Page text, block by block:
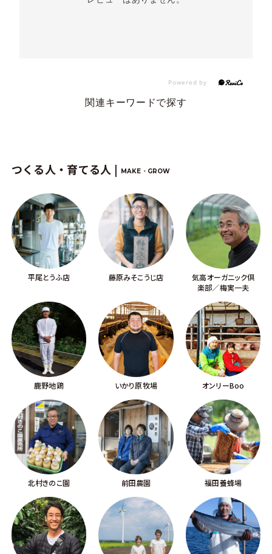
関連キーワードで探す
つくる人・育てる人 | MAKE・GROW
平尾とうふ店 藤原みそこうじ店
気高オーガニック倶
楽部／梅実一夫
鹿野地鶏 いかり原牧場 オンリーBoo
北村きのこ園 前田農園 福田養蜂場